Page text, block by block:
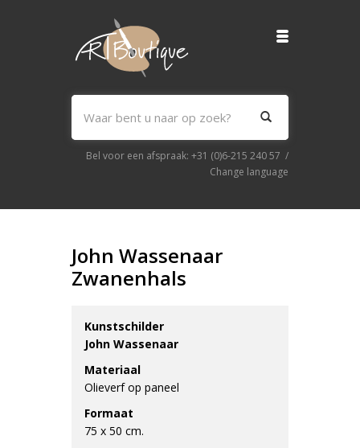
Bel voor een afspraak: +31 (0)6-215 240 57 /
Change language
John Wassenaar
Zwanenhals
Kunstschilder
John Wassenaar
Materiaal
Olieverf op paneel
Formaat
75 x 50 cm.